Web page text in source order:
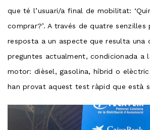
que té l’usuari/a final de mobilitat:
comprar?’. A través de quatre senzilles
resposta a un aspecte que resulta una
preguntes actualment, condicionada a
motor: dièsel, gasolina, híbrid o
han provat aquest test ràpid que està